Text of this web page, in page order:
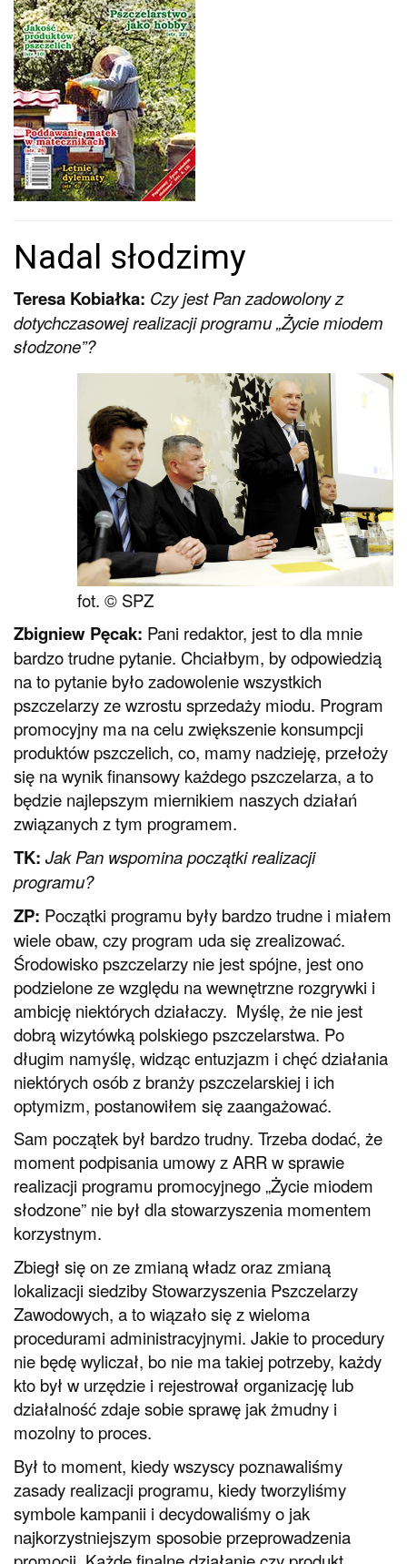
Nadal słodzimy
Teresa Kobiałka: Czy jest Pan zadowolony z
dotychczasowej realizacji programu „Życie miodem
słodzone”?
fot. © SPZ
Zbigniew Pęcak: Pani redaktor, jest to dla mnie
bardzo trudne pytanie. Chciałbym, by odpowiedzią
na to pytanie było zadowolenie wszystkich
pszczelarzy ze wzrostu sprzedaży miodu. Program
promocyjny ma na celu zwiększenie konsumpcji
produktów pszczelich, co, mamy nadzieję, przełoży
się na wynik finansowy każdego pszczelarza, a to
będzie najlepszym miernikiem naszych działań
związanych z tym programem.
TK: Jak Pan wspomina początki realizacji
programu?
ZP: Początki programu były bardzo trudne i miałem
wiele obaw, czy program uda się zrealizować.
Środowisko pszczelarzy nie jest spójne, jest ono
podzielone ze względu na wewnętrzne rozgrywki i
ambicję niektórych działaczy. Myślę, że nie jest
dobrą wizytówką polskiego pszczelarstwa. Po
długim namyślę, widząc entuzjazm i chęć działania
niektórych osób z branży pszczelarskiej i ich
optymizm, postanowiłem się zaangażować.
Sam początek był bardzo trudny. Trzeba dodać, że
moment podpisania umowy z ARR w sprawie
realizacji programu promocyjnego „Życie miodem
słodzone” nie był dla stowarzyszenia momentem
korzystnym.
Zbiegł się on ze zmianą władz oraz zmianą
lokalizacji siedziby Stowarzyszenia Pszczelarzy
Zawodowych, a to wiązało się z wieloma
procedurami administracyjnymi. Jakie to procedury
nie będę wyliczał, bo nie ma takiej potrzeby, każdy
kto był w urzędzie i rejestrował organizację lub
działalność zdaje sobie sprawę jak żmudny i
mozolny to proces.
Był to moment, kiedy wszyscy poznawaliśmy
zasady realizacji programu, kiedy tworzyliśmy
symbole kampanii i decydowaliśmy o jak
najkorzystniejszym sposobie przeprowadzenia